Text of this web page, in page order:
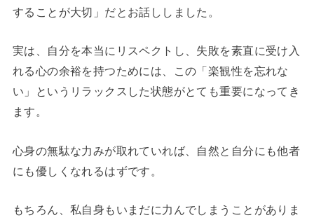
することが大切」だとお話ししました。
実は、自分を本当にリスペクトし、失敗を素直に受け入
れる心の余裕を持つためには、この「楽観性を忘れな
い」というリラックスした状態がとても重要になってき
ます。
心身の無駄な力みが取れていれば、自然と自分にも他者
にも優しくなれるはずです。
もちろん、私自身もいまだに力んでしまうことがありま